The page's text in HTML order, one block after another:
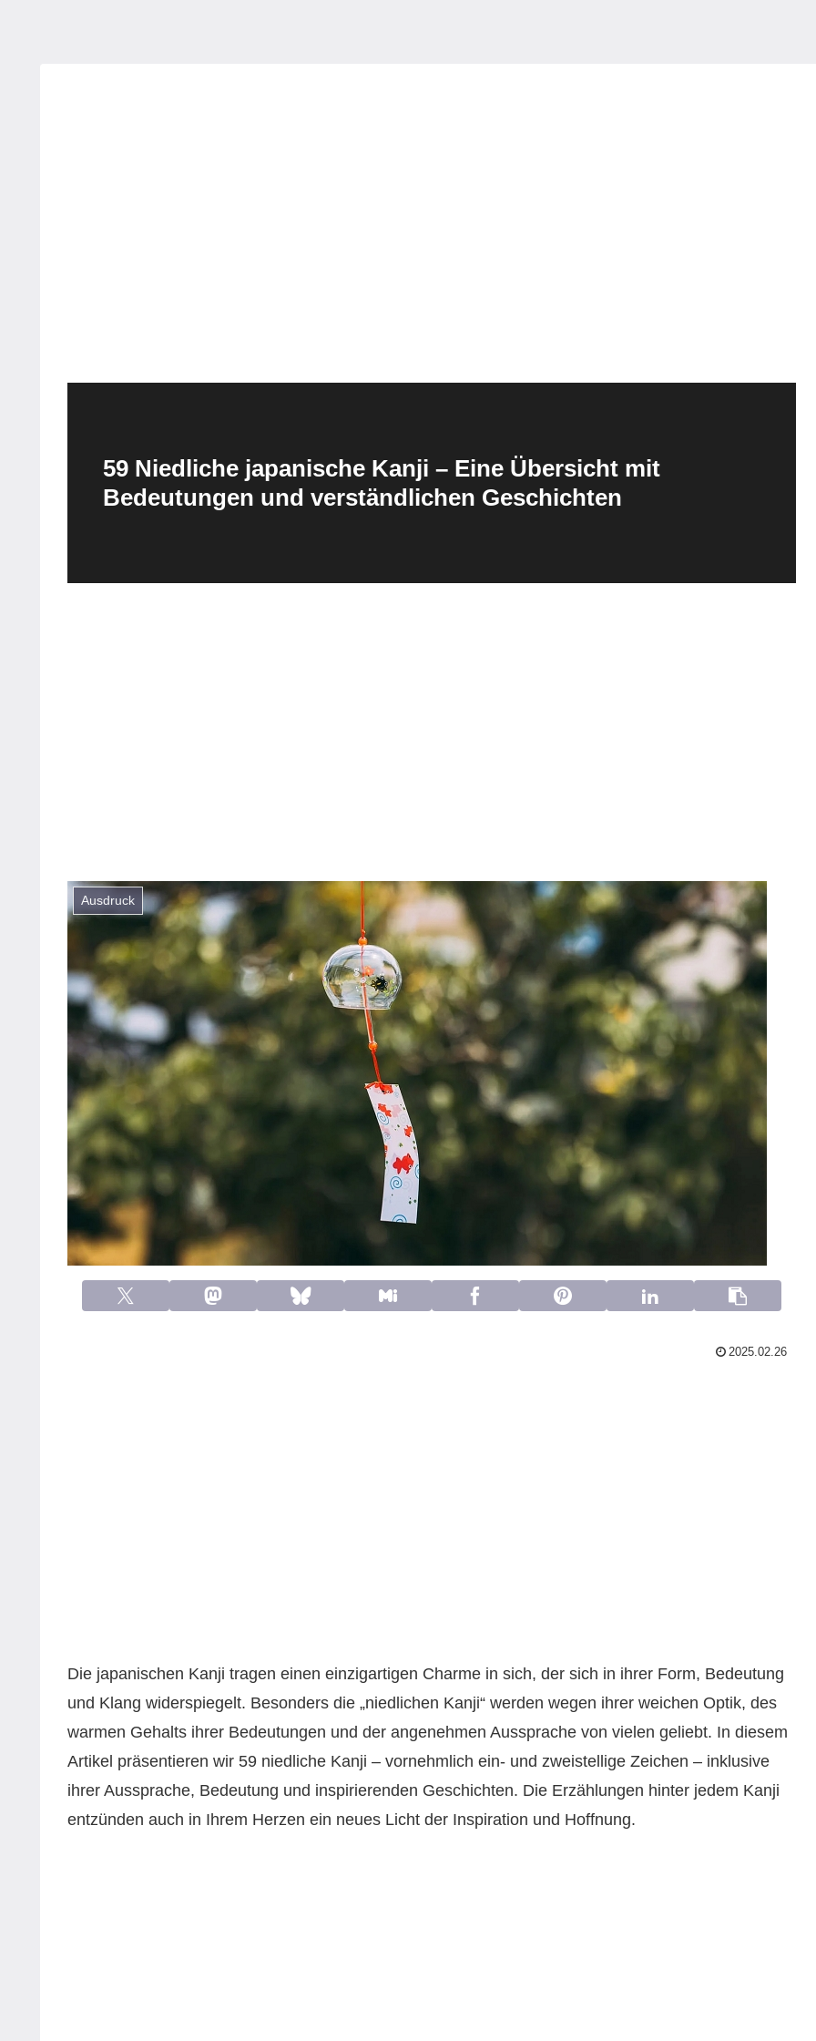
59 Niedliche japanische Kanji – Eine Übersicht mit
Bedeutungen und verständlichen Geschichten
Ausdruck
2025.02.26
Die japanischen Kanji tragen einen einzigartigen Charme in sich, der sich in ihrer Form, Bedeutung
und Klang widerspiegelt. Besonders die „niedlichen Kanji“ werden wegen ihrer weichen Optik, des
warmen Gehalts ihrer Bedeutungen und der angenehmen Aussprache von vielen geliebt. In diesem
Artikel präsentieren wir 59 niedliche Kanji – vornehmlich ein- und zweistellige Zeichen – inklusive
ihrer Aussprache, Bedeutung und inspirierenden Geschichten. Die Erzählungen hinter jedem Kanji
entzünden auch in Ihrem Herzen ein neues Licht der Inspiration und Hoffnung.